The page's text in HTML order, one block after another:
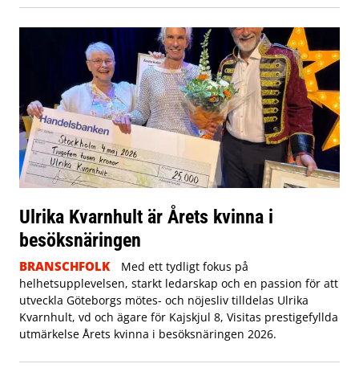
Ulrika Kvarnhult är Årets kvinna i
besöksnäringen
BRANSCHFOLK
Med ett tydligt fokus på
helhetsupplevelsen, starkt ledarskap och en passion för att
utveckla Göteborgs mötes- och nöjesliv tilldelas Ulrika
Kvarnhult, vd och ägare för Kajskjul 8, Visitas prestigefyllda
utmärkelse Årets kvinna i besöksnäringen 2026.